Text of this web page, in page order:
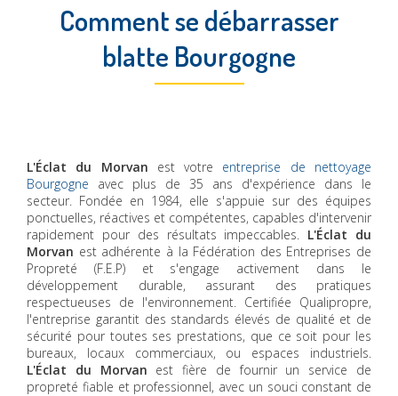
Comment se débarrasser
blatte Bourgogne
L'Éclat du Morvan est votre entreprise de nettoyage
Bourgogne avec plus de 35 ans d'expérience dans le
secteur. Fondée en 1984, elle s'appuie sur des équipes
ponctuelles, réactives et compétentes, capables d'intervenir
rapidement pour des résultats impeccables. L'Éclat du
Morvan est adhérente à la Fédération des Entreprises de
Propreté (F.E.P) et s'engage activement dans le
développement durable, assurant des pratiques
respectueuses de l'environnement. Certifiée Qualipropre,
l'entreprise garantit des standards élevés de qualité et de
sécurité pour toutes ses prestations, que ce soit pour les
bureaux, locaux commerciaux, ou espaces industriels.
L'Éclat du Morvan est fière de fournir un service de
propreté fiable et professionnel, avec un souci constant de